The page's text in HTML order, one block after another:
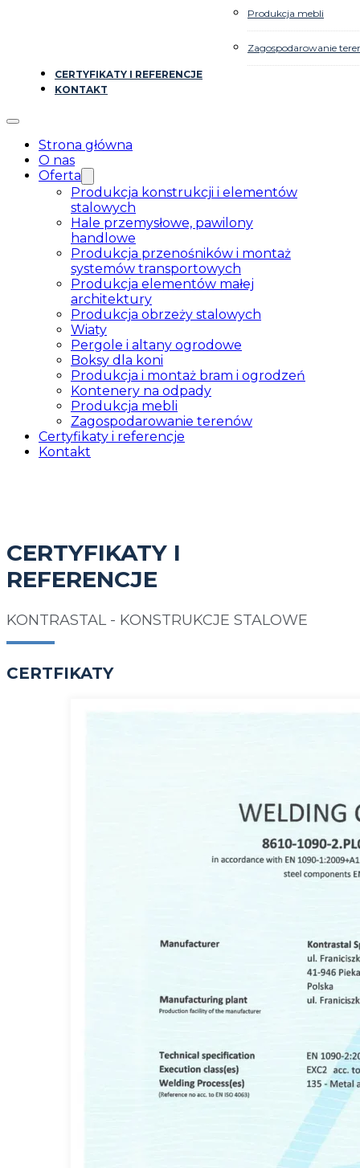
Produkcja mebli
Zagospodarowanie
CERTYFIKATY I REFERENCJE
KONTAKT
Strona główna
O nas
Oferta
Produkcja konstrukcji i elementów
stalowych
Hale przemysłowe, pawilony
handlowe
Produkcja przenośników i montaż
systemów transportowych
Produkcja elementów małej
architektury
Produkcja obrzeży stalowych
Wiaty
Pergole i altany ogrodowe
Boksy dla koni
Produkcja i montaż bram i ogrodzeń
Kontenery na odpady
Produkcja mebli
Zagospodarowanie terenów
Certyfikaty i referencje
Kontakt
CERTYFIKATY I
REFERENCJE
KONTRASTAL - KONSTRUKCJE STALOWE
CERTFIKATY